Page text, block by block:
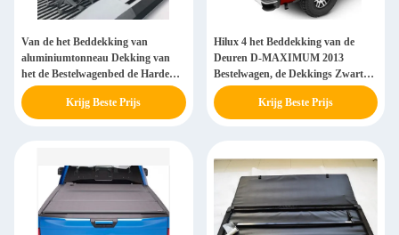
Van de het Beddekking van
aluminiumtonneau Dekking van
het de Bestelwagenbed de Harde
Intrekbare Universele
Krijg Beste Prijs
Hilux 4 het Beddekking van de
Deuren D-MAXIMUM 2013
Bestelwagen, de Dekkings Zwarte
Kleur van Vrachtwagentonneau
Krijg Beste Prijs